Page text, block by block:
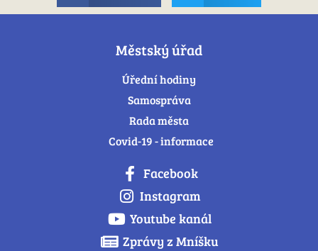
Městský úřad
Úřední hodiny
Samospráva
Rada města
Covid-19 - informace
Facebook
Instagram
Youtube kanál
Zprávy z Mníšku